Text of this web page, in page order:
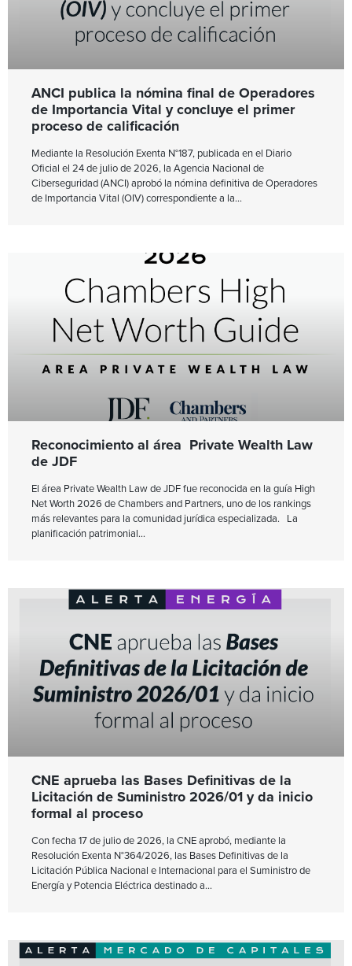
ANCI publica la nómina final de Operadores
de Importancia Vital y concluye el primer
proceso de calificación
Mediante la Resolución Exenta N°187, publicada en el Diario
Oficial el 24 de julio de 2026, la Agencia Nacional de
Ciberseguridad (ANCI) aprobó la nómina definitiva de Operadores
de Importancia Vital (OIV) correspondiente a la
Reconocimiento al área Private Wealth Law
de JDF
El área Private Wealth Law de JDF fue reconocida en la guía High
Net Worth 2026 de Chambers and Partners, uno de los rankings
más relevantes para la comunidad jurídica especializada. La
planificación patrimonial
CNE aprueba las Bases Definitivas de la
Licitación de Suministro 2026/01 y da inicio
formal al proceso
Con fecha 17 de julio de 2026, la CNE aprobó, mediante la
Resolución Exenta N°364/2026, las Bases Definitivas de la
Licitación Pública Nacional e Internacional para el Suministro de
Energía y Potencia Eléctrica destinado a